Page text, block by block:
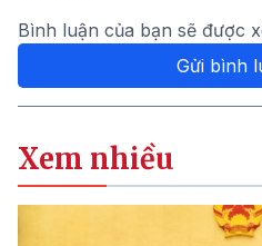
Bình luận của bạn sẽ được
Gửi bình
Xem nhiều